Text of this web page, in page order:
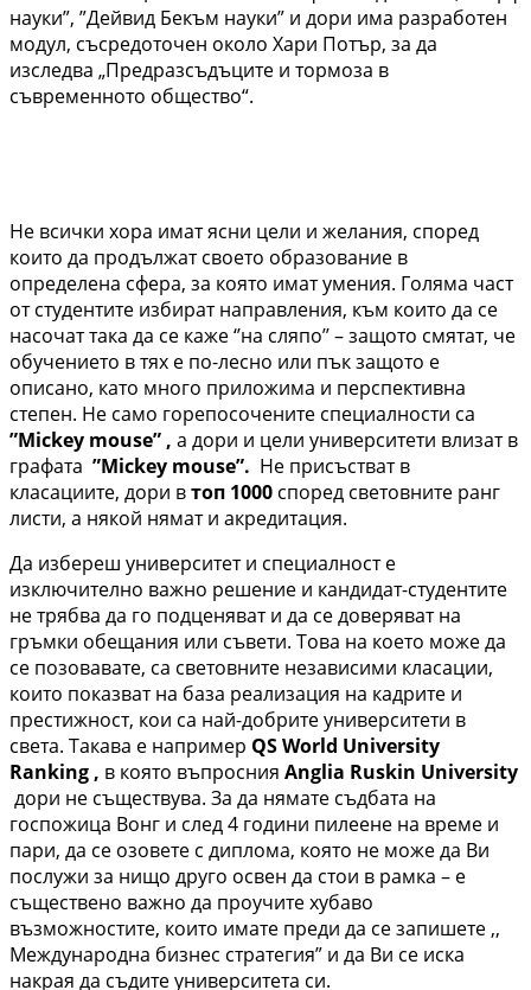
науки”, ”Дейвид Бекъм науки” и дори има разработен
модул, съсредоточен около Хари Потър, за да
изследва „Предразсъдъците и тормоза в
съвременното общество“.
Не всички хора имат ясни цели и желания, според
които да продължат своето образование в
определена сфера, за която имат умения. Голяма част
от студентите избират направления, към които да се
насочат така да се каже ‘’на сляпо’’ – защото смятат, че
обучението в тях е по-лесно или пък защото е
описано, като много приложима и перспективна
степен. Не само горепосочените специалности са
”Mickey mouse” , a дори и цели университети влизат в
графата ”Mickey mouse”. Не присъстват в
класациите, дори втоп 1000 според световните ранг
листи, а някой нямат и акредитация.
Да избереш университет и специалност е
изключително важно решение и кандидат-студентите
не трябва да го подценяват и да се доверяват на
гръмки обещания или съвети. Това на което може да
се позовавате, са световните независими класации,
които показват на база реализация на кадрите и
престижност, кои са най-добрите университети в
света. Такава е например QS World University
Ranking , в която въпросния Anglia Ruskin University
дори не съществува. За да нямате съдбата на
госпожица Вонг и след 4 години пилеене на време и
пари, да се озовете с диплома, която не може да Ви
послужи за нищо друго освен да стои в рамка – е
съществено важно да проучите хубаво
възможностите, които имате преди да се запишете ,,
Международна бизнес стратегия” и да Ви се иска
накрая да съдите университета си.